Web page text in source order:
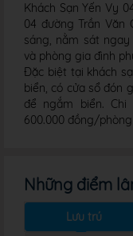
Khách Sạn Yến Vy
04 đường Trần Văn
sáng, nằm sát
và phòng gia đình
Đặc biệt tại khách
biển, có cửa sổ đón
để ngắm biển.
600.000 đồng/phòng
Những điểm
Lưu trú